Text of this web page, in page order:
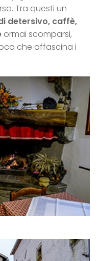
Tra questi un
detersivo, caffè,
ormai scomparsi,
che affascina i